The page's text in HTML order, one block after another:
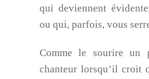
qui deviennent
ou qui, parfois, vous
Comme le sourire un
chanteur lorsqu’il croit